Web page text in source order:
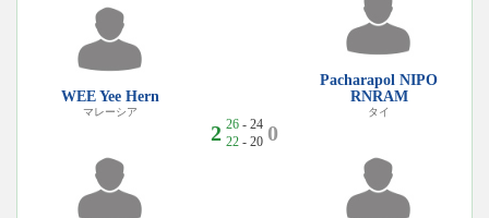
WEE Yee Hern
マレーシア
2 26- 24
22- 20 0
Pacharapol NIPO
RNRAM
タイ